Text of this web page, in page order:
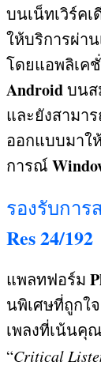
บนเน็ทเวิร์ค
ให้บริการผ่า
โดยแอพลิเค
Androidบน
และยังสามา
ออกแบบมาใ
การณ์
รองรับการ
Res 24/192
แพลทฟอร์ม
นพิเศษที่ถูกใ
เพลงที่เน้นคุ
“Critical